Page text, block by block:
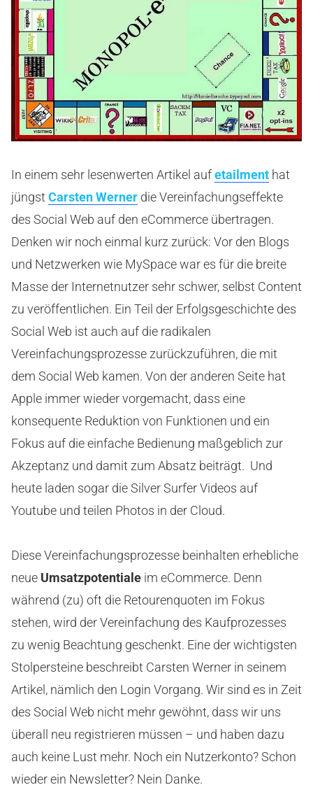
In einem sehr lesenwerten Artikel aufetailment hat
jüngst Carsten Werner die Vereinfachungseffekte
des Social Web auf den eCommerce übertragen.
Denken wir noch einmal kurz zurück: Vor den Blogs
und Netzwerken wie MySpace war es für die breite
Masse der Internetnutzer sehr schwer, selbst Content
zu veröffentlichen. Ein Teil der Erfolgsgeschichte des
Social Web ist auch auf die radikalen
Vereinfachungsprozesse zurückzuführen, die mit
dem Social Web kamen. Von der anderen Seite hat
Apple immer wieder vorgemacht, dass eine
konsequente Reduktion von Funktionen und ein
Fokus auf die einfache Bedienung maßgeblich zur
Akzeptanz und damit zum Absatz beiträgt. Und
heute laden sogar die Silver Surfer Videos auf
Youtube und teilen Photos in der Cloud.
Diese Vereinfachungsprozesse beinhalten erhebliche
neue Umsatzpotentiale im eCommerce. Denn
während (zu) oft die Retourenquoten im Fokus
stehen, wird der Vereinfachung des Kaufprozesses
zu wenig Beachtung geschenkt. Eine der wichtigsten
Stolpersteine beschreibt Carsten Werner in seinem
Artikel, nämlich den Login Vorgang. Wir sind es in Zeit
des Social Web nicht mehr gewöhnt, dass wir uns
überall neu registrieren müssen – und haben dazu
auch keine Lust mehr. Noch ein Nutzerkonto? Schon
wieder ein Newsletter? Nein Danke.